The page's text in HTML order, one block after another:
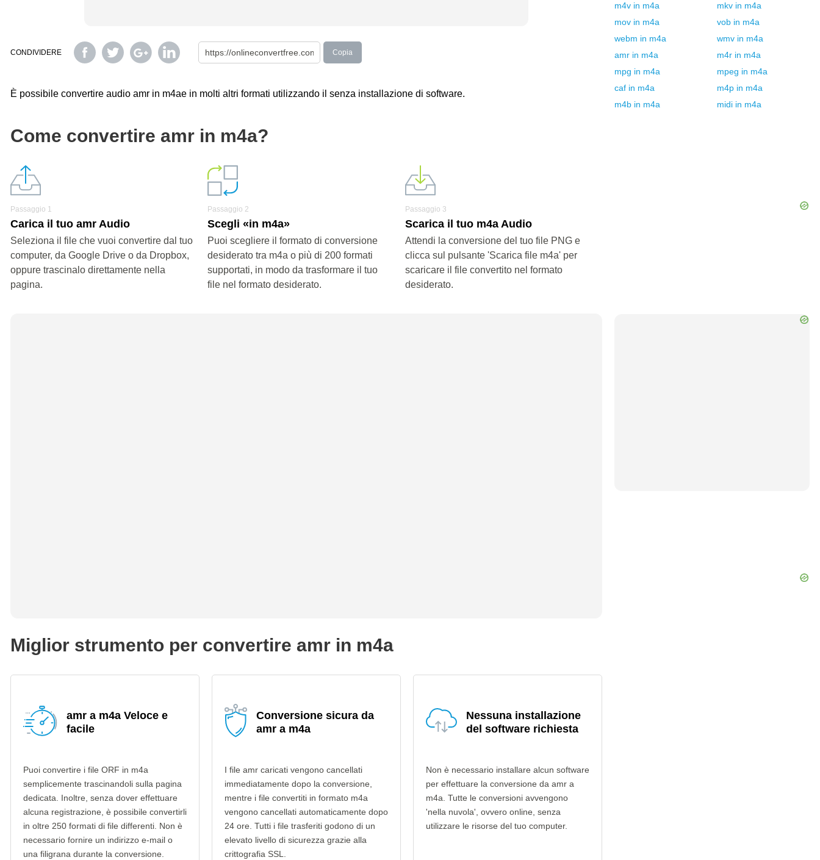
CONDIVIDERE Copia
È possibile convertire audio amr in m4ae in molti altri formati utilizzando il senza installazione di software.
Come convertire amr in m4a?
Passaggio 1
Carica il tuo amr Audio
Seleziona il file che vuoi convertire dal tuo
computer, da Google Drive o da Dropbox,
oppure trascinalo direttamente nella
pagina.
Passaggio 2
Scegli «in m4a»
Puoi scegliere il formato di conversione
desiderato tra m4a o più di 200 formati
supportati, in modo da trasformare il tuo
file nel formato desiderato.
Passaggio 3
Scarica il tuo m4a Audio
Attendi la conversione del tuo file PNG e
clicca sul pulsante 'Scarica file m4a' per
scaricare il file convertito nel formato
desiderato.
Miglior strumento per convertire amr in m4a
amr a m4a Veloce e
facile
Puoi convertire i file ORF in m4a
semplicemente trascinandoli sulla pagina
dedicata. Inoltre, senza dover effettuare
alcuna registrazione, è possibile convertirli
in oltre 250 formati di file differenti. Non è
necessario fornire un indirizzo e-mail o
una filigrana durante la conversione.
Conversione sicura da
amr a m4a
I file amr caricati vengono cancellati
immediatamente dopo la conversione,
mentre i file convertiti in formato m4a
vengono cancellati automaticamente dopo
24 ore. Tutti i file trasferiti godono di un
elevato livello di sicurezza grazie alla
crittografia SSL.
Nessuna installazione
del software richiesta
Non è necessario installare alcun software
per effettuare la conversione da amr a
m4a. Tutte le conversioni avvengono
'nella nuvola', ovvero online, senza
utilizzare le risorse del tuo computer.
m4v in m4a mkv in m4a
mov in m4a vob in m4a
webm in m4a wmv in m4a
amr in m4a m4r in m4a
mpg in m4a mpeg in m4a
caf in m4a m4p in m4a
m4b in m4a midi in m4a